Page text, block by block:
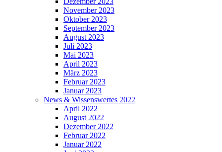
November 2023
Oktober 2023
September 2023
August 2023
Juli 2023
Mai 2023
April 2023
März 2023
Februar 2023
Januar 2023
News & Wissenswertes 2022
April 2022
August 2022
Dezember 2022
Februar 2022
Januar 2022